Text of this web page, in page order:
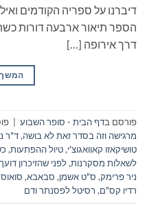
דיברנו על ספריה הקודמים
הספר תיאור ארבעה דורות
דרך אירופה […]
המשך
פורסם בדף הבית - סופר השבוע
מרגישה וזה בסדר זאת לא בושה,ד"ר
טושיקאזו קאוואגוצ'י,טיול ההפתעות,
לשאלות מסקרנות,לפני שהזיכרון דועך
ניר פרימק, ס"ט אשמן, סבאבא,
רדיו קס"ם, רסיטל לפסנתר ודם